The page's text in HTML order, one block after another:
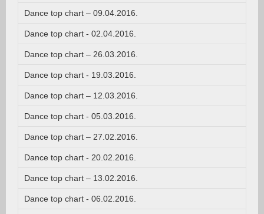
Dance top chart – 09.04.2016.
Dance top chart - 02.04.2016.
Dance top chart – 26.03.2016.
Dance top chart - 19.03.2016.
Dance top chart – 12.03.2016.
Dance top chart - 05.03.2016.
Dance top chart – 27.02.2016.
Dance top chart - 20.02.2016.
Dance top chart – 13.02.2016.
Dance top chart - 06.02.2016.